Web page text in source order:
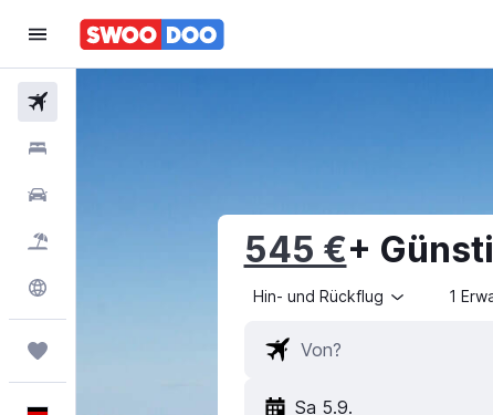
545 €+
Hin- und Rückflug 1
Sa 5.9.